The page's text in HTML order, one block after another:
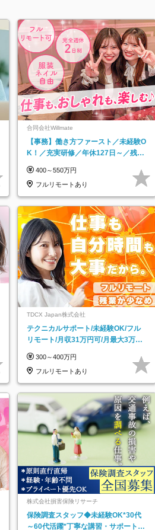
合同会社Willmate
【事務】働き方ファースト／未経験O
K！／充実研修／年休127日～／残業
400～550万円
フルリモートあり
TDCX Japan株式会社
テクニカルサポート/未経験OK/フル
リモート/月収31万円可/月最大3万の
300～400万円
フルリモートあり
株式会社損害保険リサーチ
保険調査スタッフ◆未経験OK*30代
～60代活躍*丁寧な講習・サポートあ